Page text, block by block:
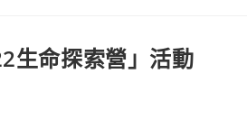
生命探索營」活動